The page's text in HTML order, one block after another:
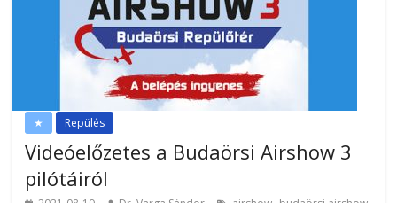
★ Repülés
Videóelőzetes a Budaörsi Airshow 3
pilótáiról